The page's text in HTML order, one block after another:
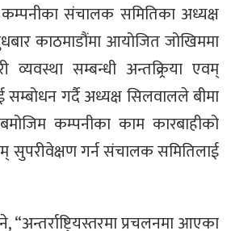
कम्पनीका संचालक समितिका अध्यक्ष
काठमाडौंमा आयोजित जोखिममा
व्यवस्था सम्बन्धी अन्तक्र्रिया एवम्
गर्दै अध्यक्ष सिलवालले बीमा
कम्पनीका काम कारबाहीको
सुपरीवेक्षण गर्न संचालक समितिलाई
प्रचलनमा आएका